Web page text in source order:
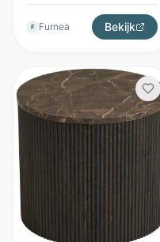
House Nordic
F Furnea Bekijk